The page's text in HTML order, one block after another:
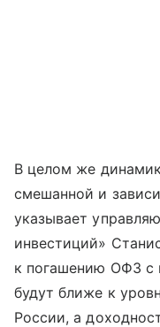
В целом же
смешанной и
указывает
инвестиций»
к погашению ОФЗ с
будут ближе к
России, а